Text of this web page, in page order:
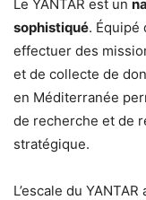
Le YANTAR est un
sophistiqué. Équipé
effectuer des
et de collecte de
en Méditerranée
de recherche et de
stratégique.
L’escale du